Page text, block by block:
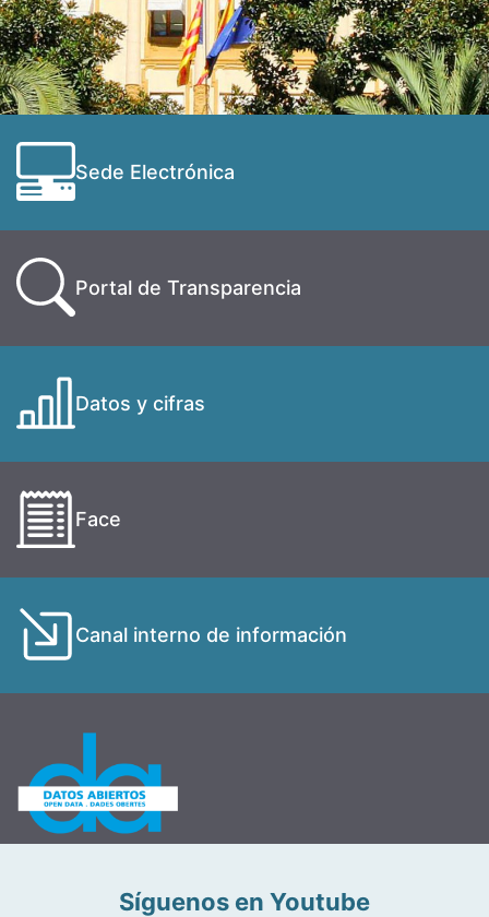
Sede Electrónica
Portal de Transparencia
Datos y cifras
Face
Canal interno de información
Síguenos en Youtube